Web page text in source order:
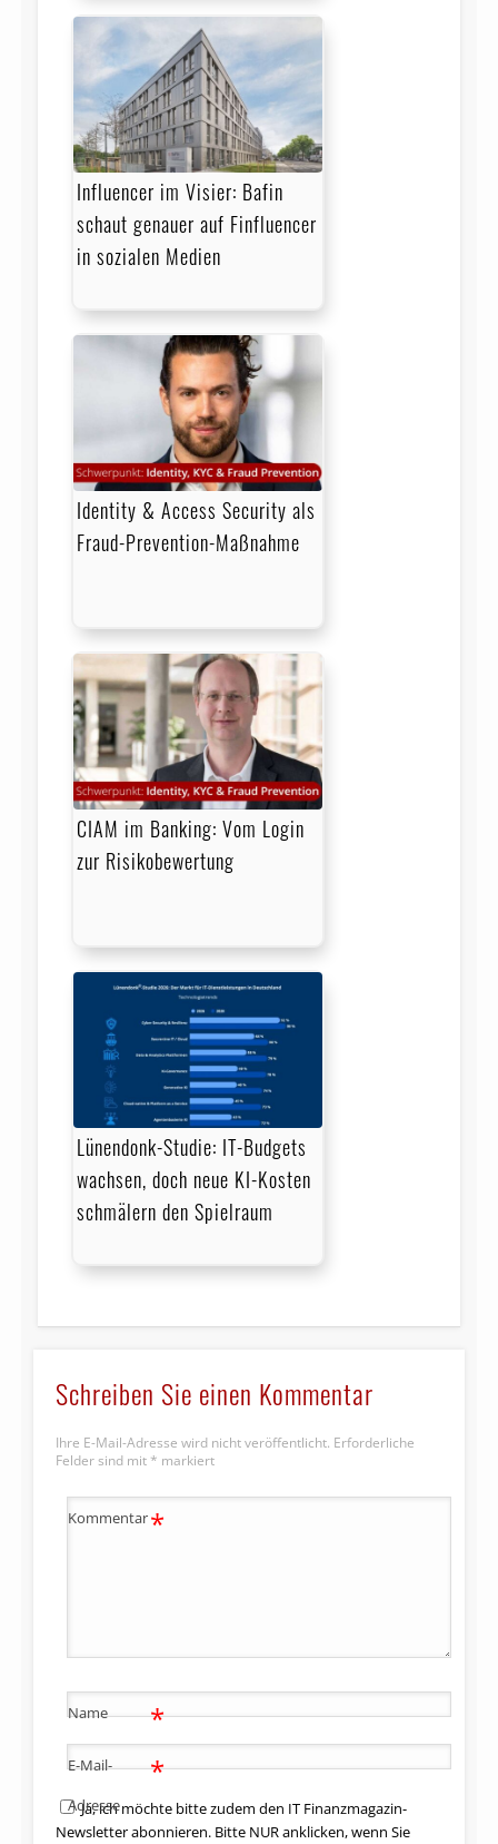
Influencer im Visier: Bafin
schaut genauer auf Finfluencer
in sozialen Medien
Identity & Access Security als
Fraud-Prevention-Maßnahme
CIAM im Banking: Vom Login
zur Risikobewertung
Lünendonk-Studie: IT-Budgets
wachsen, doch neue KI-Kosten
schmälern den Spielraum
Schreiben Sie einen Kommentar
Ihre E-Mail-Adresse wird nicht veröffentlicht. Erforderliche
Felder sind mit * markiert
Kommentar*
Name *
E-Mail-
Adresse
*
Ja, ich möchte bitte zudem den IT Finanzmagazin-
Newsletter abonnieren. Bitte NUR anklicken, wenn Sie